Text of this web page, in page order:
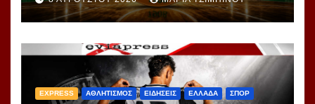
υπερομάδα!
EXPRESS ΑΘΛΗΤΙΣΜΟΣ ΕΙΔΗΣΕΙΣ ΕΛΛΑΔΑ ΣΠΟΡ